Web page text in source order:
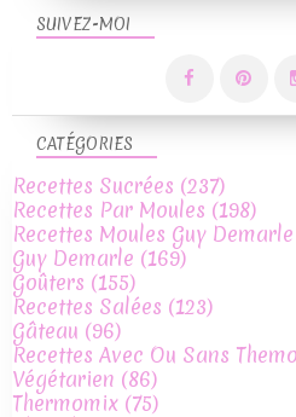
SUIVEZ-MOI
CATÉGORIES
Recettes Sucrées (237)
Recettes Par Moules (198)
Recettes Moules Guy Demarle
Guy Demarle (169)
Goûters (155)
Recettes Salées (123)
Gâteau (96)
Recettes Avec Ou Sans
Végétarien (86)
Thermomix (75)